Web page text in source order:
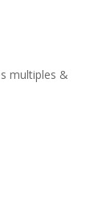
multiples &